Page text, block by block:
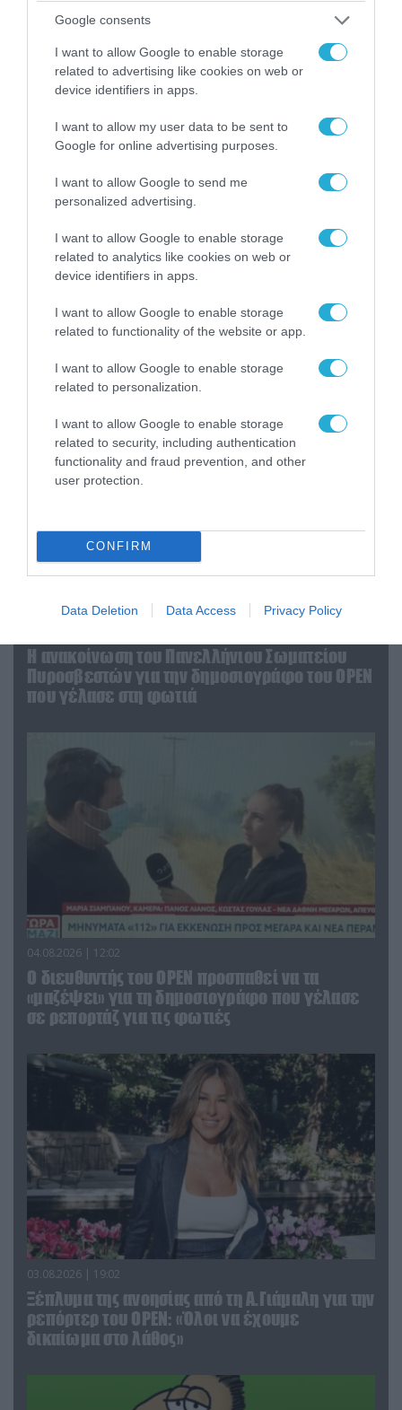
Google consents
I want to allow Google to enable storage
related to advertising like cookies on web or
device identifiers in apps.
I want to allow my user data to be sent to
Google for online advertising purposes.
I want to allow Google to send me
personalized advertising.
I want to allow Google to enable storage
related to analytics like cookies on web or
device identifiers in apps.
I want to allow Google to enable storage
related to functionality of the website or app.
I want to allow Google to enable storage
related to personalization.
I want to allow Google to enable storage
related to security, including authentication
functionality and fraud prevention, and other
user protection.
CONFIRM
Data Deletion Data Access Privacy Policy
«Οι εντελώς αθώοι»: Η ανάρτηση του Αρκά για
τα ζώα που χάθηκαν στις πυρκαγιές της
Αττικής (φωτο)
04.08.2026 | 15:02
Αυτή την ώρα το τελευταίο «αντίο» στον πρώην
υπουργό Ι.Βαρβιτσιώτη (φωτο)
Η ανακοίνωση του Πανελλήνιου Σωματείου
Πυροσβεστών για την δημοσιογράφο του OPEN
που γέλασε στη φωτιά
04.08.2026 | 12:02
O διευθυντής του OPEN προσπαθεί να τα
«μαζέψει» για τη δημοσιογράφο που γέλασε
σε ρεπορτάζ για τις φωτιές
03.08.2026 | 19:02
Ξέπλυμα της ανοησίας από τη Α.Γιάμαλη για την
ρεπόρτερ του ΟΡΕΝ: «Όλοι να έχουμε
δικαίωμα στο λάθος»